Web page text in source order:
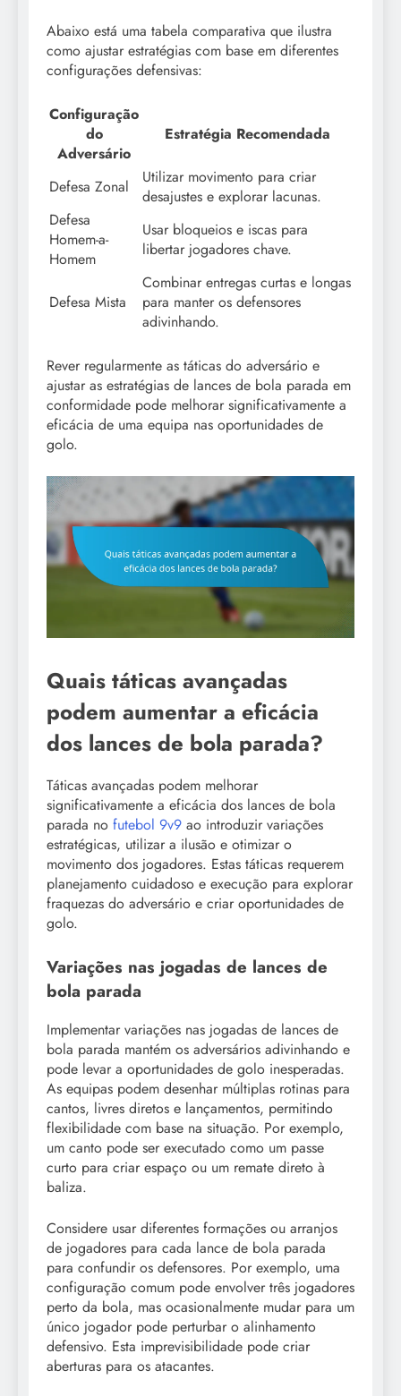
Abaixo está uma tabela comparativa que ilustra
como ajustar estratégias com base em diferentes
configurações defensivas:
Configuração
do
Adversário
Estratégia Recomendada
Defesa Zonal
Utilizar movimento para criar
desajustes e explorar lacunas.
Defesa
Homem-a-
Homem
Usar bloqueios e iscas para
libertar jogadores chave.
Defesa Mista
Combinar entregas curtas e longas
para manter os defensores
adivinhando.
Rever regularmente as táticas do adversário e
ajustar as estratégias de lances de bola parada em
conformidade pode melhorar significativamente a
eficácia de uma equipa nas oportunidades de
golo.
Quais táticas avançadas
podem aumentar a eficácia
dos lances de bola parada?
Táticas avançadas podem melhorar
significativamente a eficácia dos lances de bola
parada no futebol 9v9 ao introduzir variações
estratégicas, utilizar a ilusão e otimizar o
movimento dos jogadores. Estas táticas requerem
planejamento cuidadoso e execução para explorar
fraquezas do adversário e criar oportunidades de
golo.
Variações nas jogadas de lances de
bola parada
Implementar variações nas jogadas de lances de
bola parada mantém os adversários adivinhando e
pode levar a oportunidades de golo inesperadas.
As equipas podem desenhar múltiplas rotinas para
cantos, livres diretos e lançamentos, permitindo
flexibilidade com base na situação. Por exemplo,
um canto pode ser executado como um passe
curto para criar espaço ou um remate direto à
baliza.
Considere usar diferentes formações ou arranjos
de jogadores para cada lance de bola parada
para confundir os defensores. Por exemplo, uma
configuração comum pode envolver três jogadores
perto da bola, mas ocasionalmente mudar para um
único jogador pode perturbar o alinhamento
defensivo. Esta imprevisibilidade pode criar
aberturas para os atacantes.